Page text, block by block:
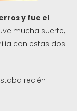
y fue el
mucha suerte,
con estas dos
recién